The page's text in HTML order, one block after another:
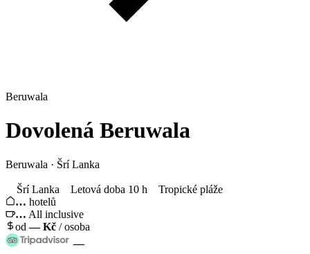
Beruwala
Dovolená Beruwala
Beruwala · Šrí Lanka
Šrí Lanka Letová doba 10 h
Tropické pláže
… hotelů
… All inclusive
od—Kč / osoba
—